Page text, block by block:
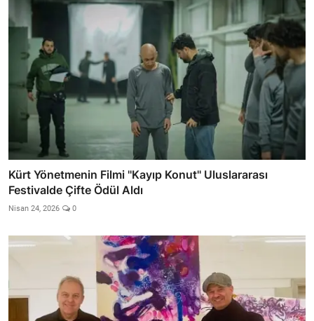
Kürt Yönetmenin Filmi ''Kayıp Konut'' Uluslararası
Festivalde Çifte Ödül Aldı
Nisan 24, 2026 0